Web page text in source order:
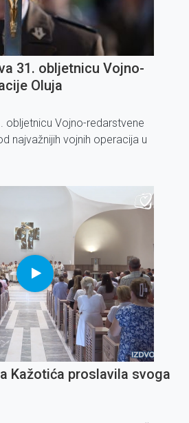
31. obljetnicu Vojno-
Oluja
obljetnicu Vojno-redarstvene
najvažnijih vojnih operacija u
Kažotića proslavila svoga